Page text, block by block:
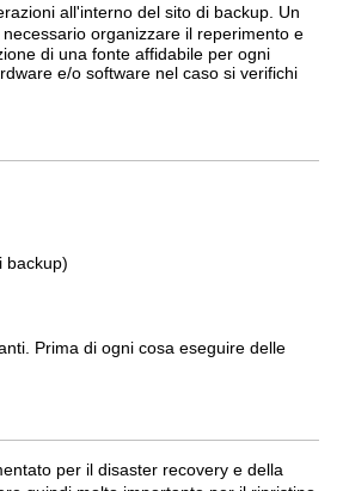
all'interno del sito di backup. Un
organizzare il reperimento e
di una fonte affidabile per ogni
e/o software nel caso si verifichi
backup)
Prima di ogni cosa eseguire delle
per il disaster recovery e della